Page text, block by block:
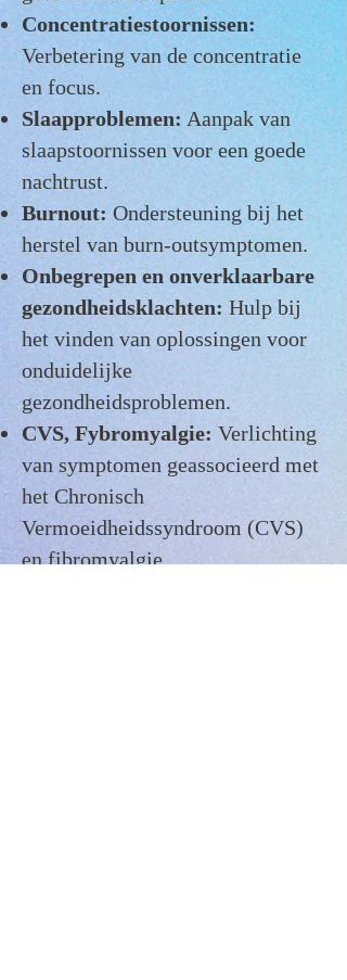
Concentratiestoornissen:
Verbetering van de concentratie
en focus.
Slaapproblemen: Aanpak van
slaapstoornissen voor een goede
nachtrust.
Burnout: Ondersteuning bij het
herstel van burn-outsymptomen.
Onbegrepen en onverklaarbare
gezondheidsklachten: Hulp bij
het vinden van oplossingen voor
onduidelijke
gezondheidsproblemen.
CVS, Fybromyalgie: Verlichting
van symptomen geassocieerd met
het Chronisch
Vermoeidheidssyndroom (CVS)
en fibromyalgie.